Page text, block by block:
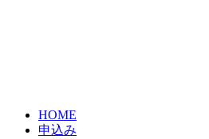
HOME
申込み